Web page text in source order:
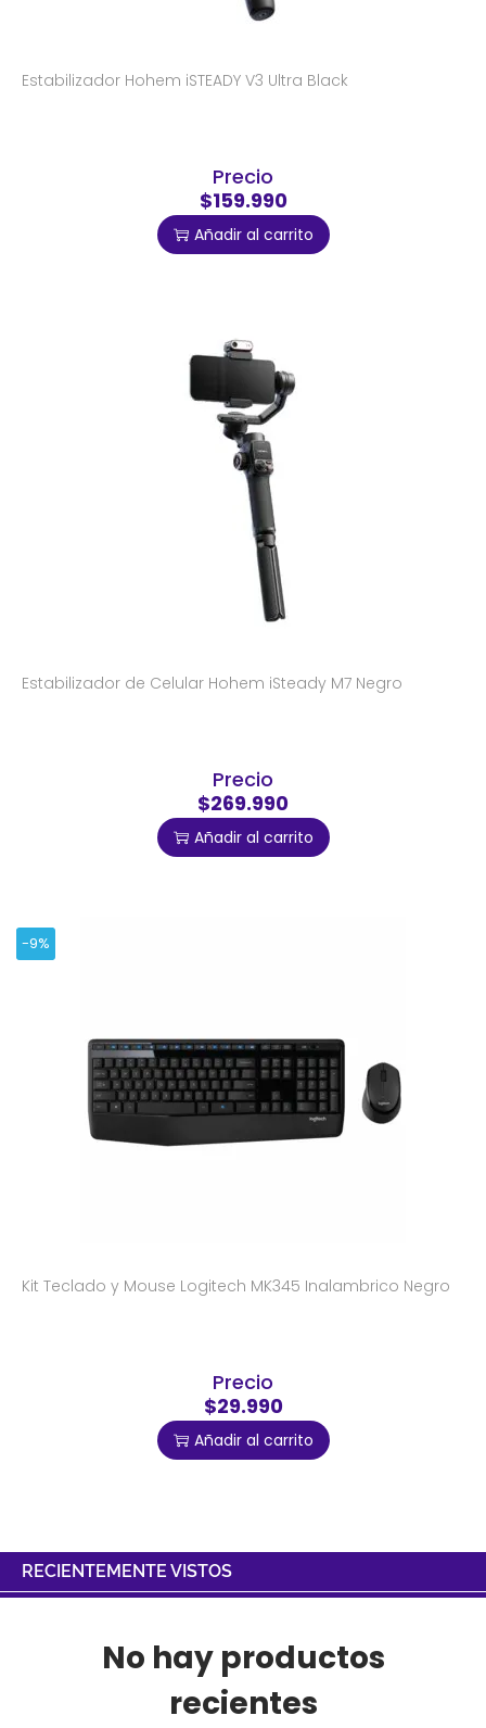
Estabilizador Hohem iSTEADY V3 Ultra Black
Precio
$159.990
Añadir al carrito
Estabilizador de Celular Hohem iSteady M7 Negro
Precio
$269.990
Añadir al carrito
-9%
Kit Teclado y Mouse Logitech MK345 Inalambrico Negro
Precio
$29.990
Añadir al carrito
RECIENTEMENTE VISTOS
No hay productos
recientes